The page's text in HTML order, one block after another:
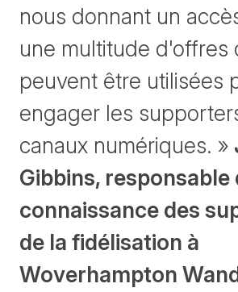
nous donnant un
une multitude d'offres
peuvent être utilisées
engager les
canaux numériques. »
Gibbins, responsable
connaissance des
de la fidélisation à
Woverhampton